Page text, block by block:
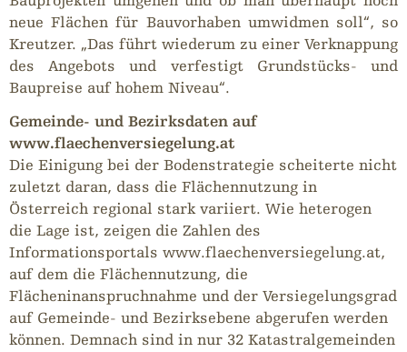
neue Flächen für Bauvorhaben umwidmen soll“, so
Kreutzer. „Das führt wiederum zu einer Verknappung
des Angebots und verfestigt Grundstücks- und
Baupreise auf hohem Niveau“.
Gemeinde- und Bezirksdaten auf
www.flaechenversiegelung.at
Die Einigung bei der Bodenstrategie scheiterte nicht
zuletzt daran, dass die Flächennutzung in
Österreich regional stark variiert. Wie heterogen
die Lage ist, zeigen die Zahlen des
Informationsportals www.flaechenversiegelung.at,
auf dem die Flächennutzung, die
Flächeninanspruchnahme und der Versiegelungsgrad
auf Gemeinde- und Bezirksebene abgerufen werden
können. Demnach sind in nur 32 Katastralgemeinden